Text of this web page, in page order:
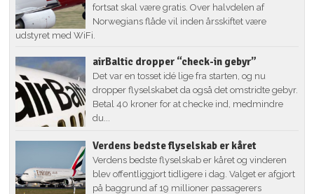
fortsat skal være gratis. Over halvdelen af
Norwegians flåde vil inden årsskiftet være
udstyret med WiFi.
airBaltic dropper “check-in gebyr”
Det var en tosset idé lige fra starten, og nu
dropper flyselskabet da også det omstridte gebyr.
Betal 40 kroner for at checke ind, medmindre
du...
Verdens bedste flyselskab er kåret
Verdens bedste flyselskab er kåret og vinderen
blev offentliggjort tidligere i dag. Valget er afgjort
på baggrund af 19 millioner passagerers